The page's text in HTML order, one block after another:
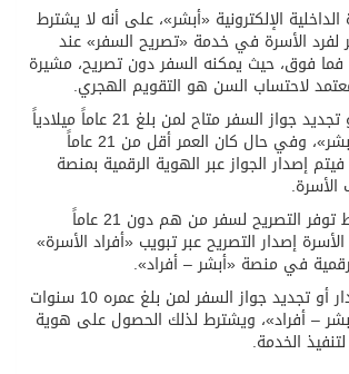
الإلكترونية «أبشر»، على أنه لا يشترط
لفرد الأسرة في خدمة «تصريح السفر» عند
سن 21 عاماً فما فوق، حيث يمكنه السفر دون تصريح، مشيرة
لاحتساب السن هو التقويم الهجري.
وأكدت أن إصدار أو تجديد جواز السفر متاح لمن بلغ 21 عاماً ميلادياً
فأكثر عبر منصة «أبشر»، وفي حال كان العمر أقل من 21 عاماً
فيتم إصدار الجواز عبر الهوية الرقمية بمنصة
الأسرة.
وأوضحت أنه يُشترط توفر التصريح لسفر من هم دون 21 عاماً
إصدار التصريح عبر تبويب «أفراد الأسرة»
في منصة «أبشر – أفراد».
يذكر أنه يمكن إصدار أو تجديد جواز السفر لمن بلغ عمره 10 سنوات
– أفراد»، ويشترط لذلك الحصول على هوية
الخدمة.